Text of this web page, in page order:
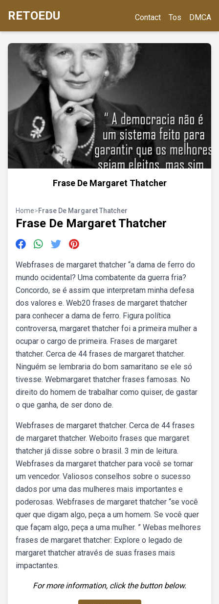
RETOEDU Contact Tos DMCA
Frase De Margaret Thatcher
Home>Frase De Margaret Thatcher
Frase De Margaret Thatcher
Webfrases de margaret thatcher “a dama de ferro do
mundo ocidental? Uma combatente da guerra fria?
Concordo, se é assim que interpretam minha defesa
dos valores e. Web20 frases de margaret thatcher
para conhecer a dama de ferro. Figura política
controversa, margaret thatcher foi a primeira mulher a
ocupar o cargo de primeira. Frases de margaret
thatcher. Cerca de 44 frases de margaret thatcher.
Ninguém se lembraria do bom samaritano se ele só
tivesse. Webmargaret thatcher frases famosas. No
direito do homem de trabalhar como quiser, de gastar
o que ganha, de ser dono de.
Webfrases de margaret thatcher. Cerca de 44 frases
de margaret thatcher. Weboito frases que margaret
thatcher já disse sobre o brasil. 3 min de leitura.
Webfrases da margaret thatcher para você se tornar
um vencedor. Valiosos conselhos sobre o sucesso
dados por uma das mulheres mais importantes e
poderosas. Webfrases de margaret thatcher “se você
quer que digam algo, peça a um homem. Se você quer
que façam algo, peça a uma mulher. ” Webas melhores
frases de margaret thatcher: Explore o legado de
margaret thatcher através de suas frases mais
impactantes.
For more information, click the button below.